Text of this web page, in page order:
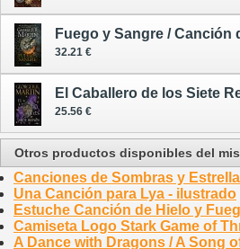
32.21 €
25.56 €
Otros productos disponibles del
Canciones de Sombras y
Una Canción para Lya - ilustrado
Estuche Canción de Hielo y
Camiseta Logo Stark Game of
A Dance with Dragons / A Song